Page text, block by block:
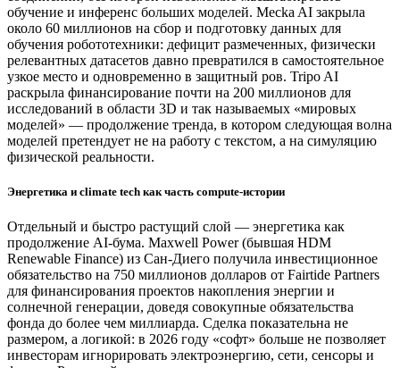
обучение и инференс больших моделей. Mecka AI закрыла
около 60 миллионов на сбор и подготовку данных для
обучения робототехники: дефицит размеченных, физически
релевантных датасетов давно превратился в самостоятельное
узкое место и одновременно в защитный ров. Tripo AI
раскрыла финансирование почти на 200 миллионов для
исследований в области 3D и так называемых «мировых
моделей» — продолжение тренда, в котором следующая волна
моделей претендует не на работу с текстом, а на симуляцию
физической реальности.
Энергетика и climate tech как часть compute-истории
Отдельный и быстро растущий слой — энергетика как
продолжение AI-бума. Maxwell Power (бывшая HDM
Renewable Finance) из Сан-Диего получила инвестиционное
обязательство на 750 миллионов долларов от Fairtide Partners
для финансирования проектов накопления энергии и
солнечной генерации, доведя совокупные обязательства
фонда до более чем миллиарда. Сделка показательна не
размером, а логикой: в 2026 году «софт» больше не позволяет
инвесторам игнорировать электроэнергию, сети, сенсоры и